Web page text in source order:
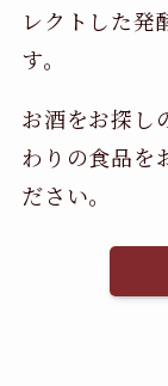
レクトした発
す。
お酒をお探し
わりの食品を
ださい。